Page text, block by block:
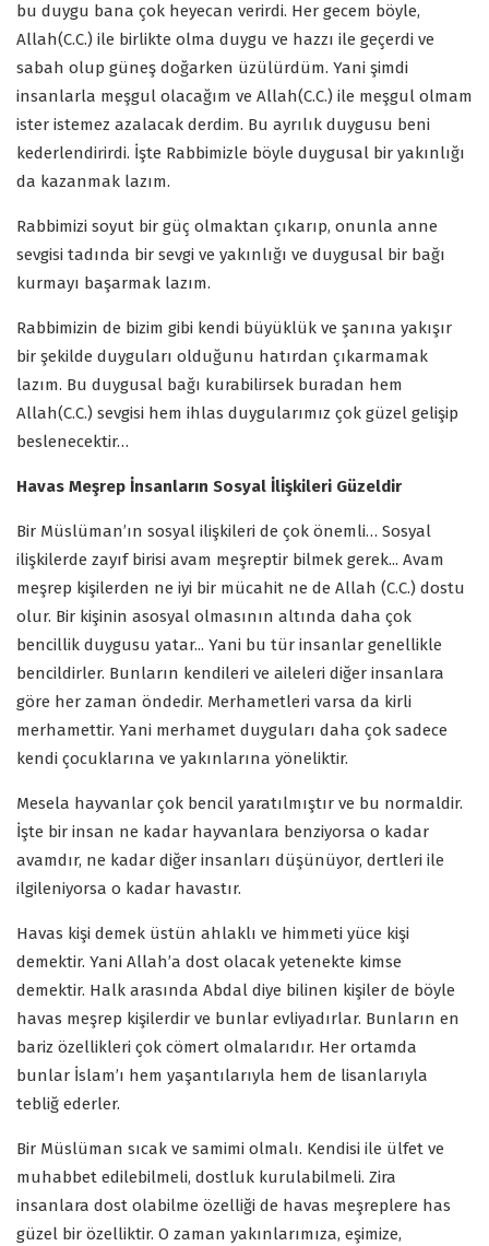
bu duygu bana çok heyecan verirdi. Her gecem böyle,
Allah(C.C.) ile birlikte olma duygu ve hazzı ile geçerdi ve
sabah olup güneş doğarken üzülürdüm. Yani şimdi
insanlarla meşgul olacağım ve Allah(C.C.) ile meşgul olmam
ister istemez azalacak derdim. Bu ayrılık duygusu beni
kederlendirirdi. İşte Rabbimizle böyle duygusal bir yakınlığı
da kazanmak lazım.
Rabbimizi soyut bir güç olmaktan çıkarıp, onunla anne
sevgisi tadında bir sevgi ve yakınlığı ve duygusal bir bağı
kurmayı başarmak lazım.
Rabbimizin de bizim gibi kendi büyüklük ve şanına yakışır
bir şekilde duyguları olduğunu hatırdan çıkarmamak
lazım. Bu duygusal bağı kurabilirsek buradan hem
Allah(C.C.) sevgisi hem ihlas duygularımız çok güzel gelişip
beslenecektir…
Havas Meşrep İnsanların Sosyal İlişkileri Güzeldir
Bir Müslüman’ın sosyal ilişkileri de çok önemli… Sosyal
ilişkilerde zayıf birisi avam meşreptir bilmek gerek... Avam
meşrep kişilerden ne iyi bir mücahit ne de Allah (C.C.) dostu
olur. Bir kişinin asosyal olmasının altında daha çok
bencillik duygusu yatar... Yani bu tür insanlar genellikle
bencildirler. Bunların kendileri ve aileleri diğer insanlara
göre her zaman öndedir. Merhametleri varsa da kirli
merhamettir. Yani merhamet duyguları daha çok sadece
kendi çocuklarına ve yakınlarına yöneliktir.
Mesela hayvanlar çok bencil yaratılmıştır ve bu normaldir.
İşte bir insan ne kadar hayvanlara benziyorsa o kadar
avamdır, ne kadar diğer insanları düşünüyor, dertleri ile
ilgileniyorsa o kadar havastır.
Havas kişi demek üstün ahlaklı ve himmeti yüce kişi
demektir. Yani Allah’a dost olacak yetenekte kimse
demektir. Halk arasında Abdal diye bilinen kişiler de böyle
havas meşrep kişilerdir ve bunlar evliyadırlar. Bunların en
bariz özellikleri çok cömert olmalarıdır. Her ortamda
bunlar İslam’ı hem yaşantılarıyla hem de lisanlarıyla
tebliğ ederler.
Bir Müslüman sıcak ve samimi olmalı. Kendisi ile ülfet ve
muhabbet edilebilmeli, dostluk kurulabilmeli. Zira
insanlara dost olabilme özelliği de havas meşreplere has
güzel bir özelliktir. O zaman yakınlarımıza, eşimize,